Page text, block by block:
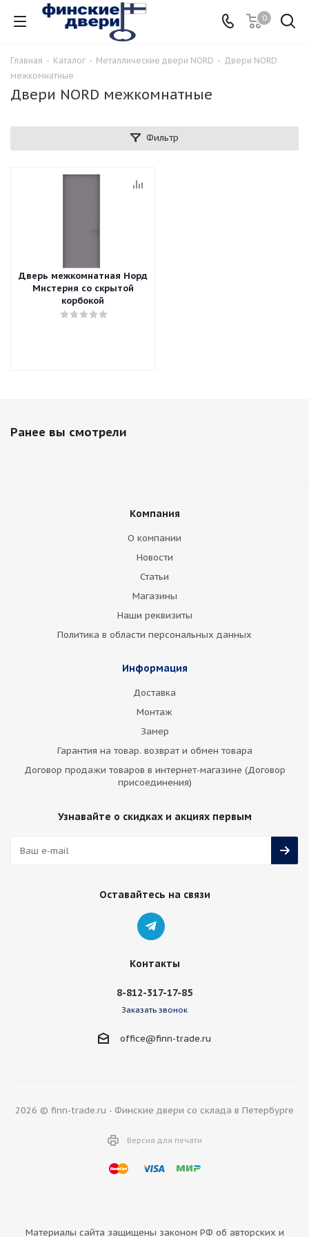
0
Главная - Каталог - Металлические двери NORD - Двери NORD
межкомнатные
Двери NORD межкомнатные
Фильтр
Дверь межкомнатная Норд
Мистерия со скрытой
корбокой
Ранее вы смотрели
Компания
О компании
Новости
Статьи
Магазины
Наши реквизиты
Политика в области персональных данных
Информация
Доставка
Монтаж
Замер
Гарантия на товар. возврат и обмен товара
Договор продажи товаров в интернет-магазине (Договор
присоединения)
Узнавайте о скидках и акциях первым
Оставайтесь на связи
Контакты
8-812-317-17-85
Заказать звонок
office@finn-trade.ru
2026 © finn-trade.ru - Финские двери со склада в Петербурге
Версия для печати
Материалы сайта защищены законом РФ об авторских и